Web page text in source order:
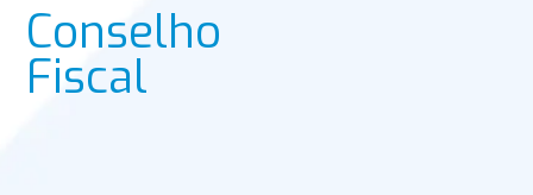
Conselho
Fiscal